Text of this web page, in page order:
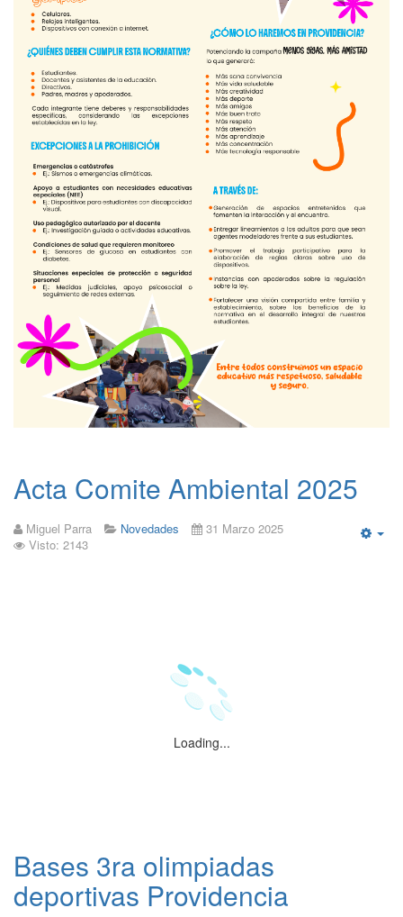
Acta Comite Ambiental 2025
Miguel Parra Novedades
31 Marzo 2025
Visto: 2143
Loading...
Bases 3ra olimpiadas
deportivas Providencia